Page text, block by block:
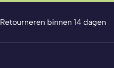
Retourneren binnen 14 dagen